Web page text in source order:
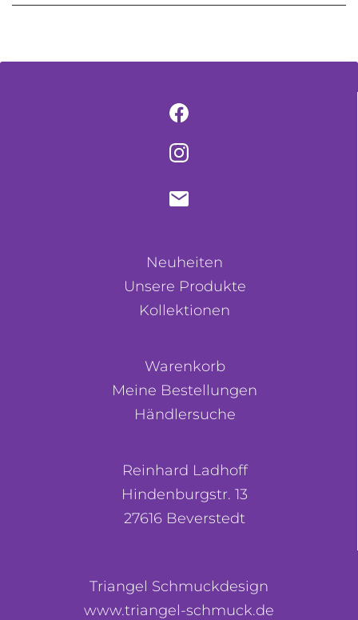
Neuheiten
Unsere Produkte
Kollektionen
Warenkorb
Meine Bestellungen
Händlersuche
Reinhard Ladhoff
Hindenburgstr. 13
27616 Beverstedt
Triangel Schmuckdesign
www.triangel-schmuck.de